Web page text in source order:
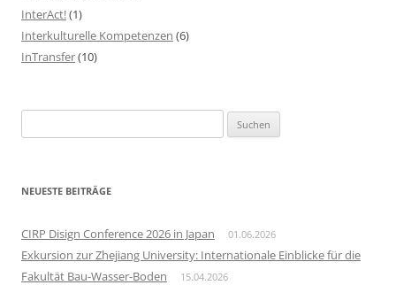
InterAct!(1)
Interkulturelle Kompetenzen (6)
InTransfer(10)
u
h
n
a
c
NEUESTE BEITRÄGE
CIRP Disign Conference 2026 in Japan 01.06.2026
Exkursion zur Zhejiang University: Internationale Einblicke für die
Fakultät Bau-Wasser-Boden
15.04.2026